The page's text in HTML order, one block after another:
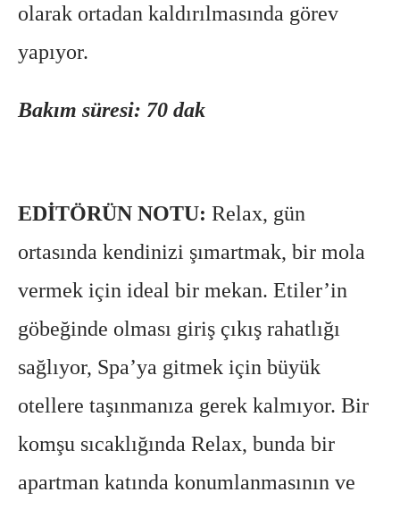
olarak ortadan kaldırılmasında görev
yapıyor.
Bakım süresi: 70 dak
EDİTÖRÜN NOTU: Relax, gün
ortasında kendinizi şımartmak, bir mola
vermek için ideal bir mekan. Etiler’in
göbeğinde olması giriş çıkış rahatlığı
sağlıyor, Spa’ya gitmek için büyük
otellere taşınmanıza gerek kalmıyor. Bir
komşu sıcaklığında Relax, bunda bir
apartman katında konumlanmasının ve